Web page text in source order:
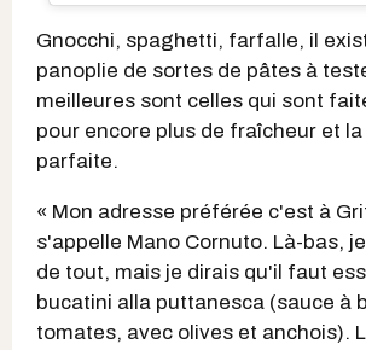
Gnocchi, spaghetti, farfalle, il
panoplie de sortes de pâtes à
meilleures sont celles qui sont
pour encore plus de fraîcheur et
parfaite.
« Mon adresse préférée c'est à
s'appelle Mano Cornuto. Là-bas,
de tout, mais je dirais qu'il faut
bucatini alla puttanesca (sauce à
tomates, avec olives et anchois).